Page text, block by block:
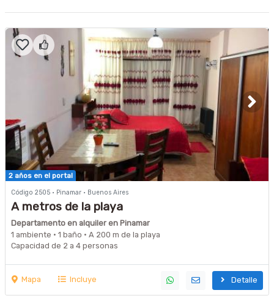
2 años en el portal
Código 2505 · Pinamar · Buenos Aires
A metros de la playa
Departamento en alquiler en Pinamar
1 ambiente · 1 baño · A 200 m de la playa
Capacidad de 2 a 4 personas
Mapa Incluye Detalle